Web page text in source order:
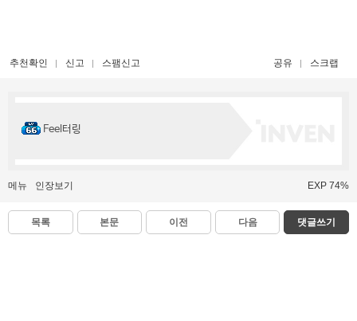
추천확인 신고 스팸신고 공유 스크랩
Feel터링
메뉴 인장보기 EXP 74%
목록 본문 이전 다음 댓글쓰기